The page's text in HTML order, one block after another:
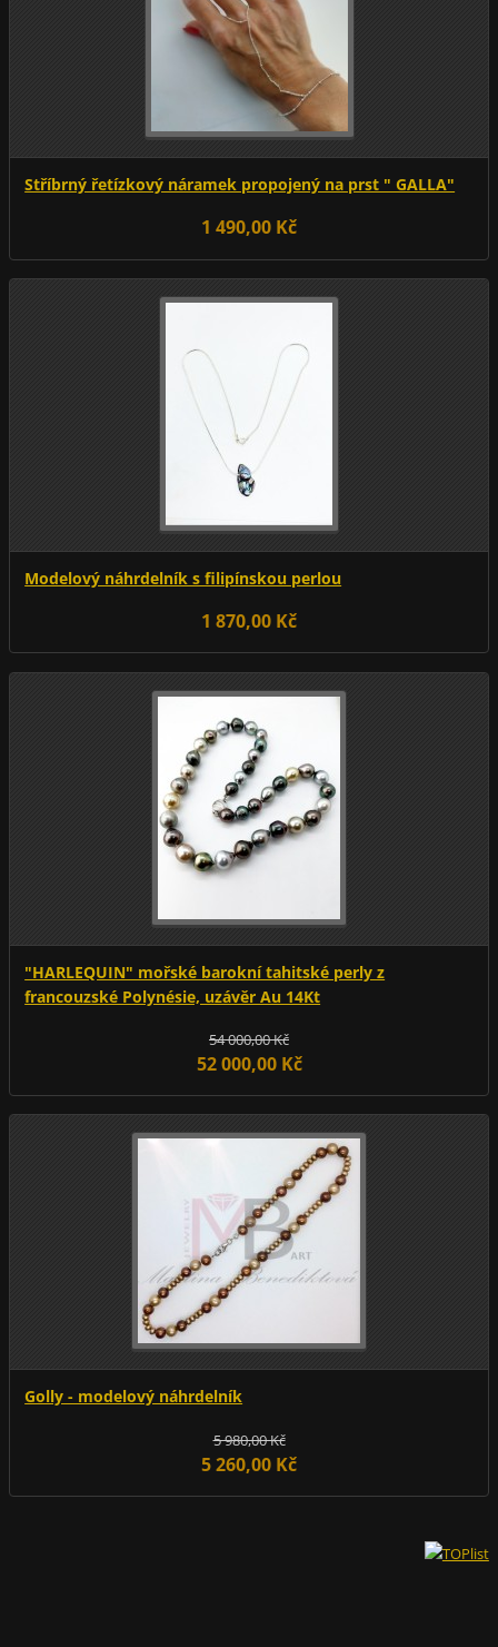
Stříbrný řetízkový náramek propojený na prst " GALLA"
1 490,00 Kč
Modelový náhrdelník s filipínskou perlou
1 870,00 Kč
"HARLEQUIN" mořské barokní tahitské perly z
francouzské Polynésie, uzávěr Au 14Kt
54 000,00 Kč
52 000,00 Kč
Golly - modelový náhrdelník
5 980,00 Kč
5 260,00 Kč